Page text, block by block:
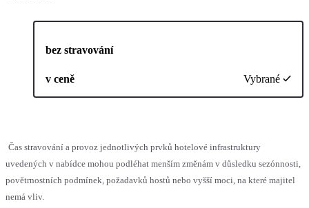
bez stravování
v ceně Vybrané
Čas stravování a provoz jednotlivých prvků hotelové infrastruktury
uvedených v nabídce mohou podléhat menším změnám v důsledku sezónnosti,
povětrnostních podmínek, požadavků hostů nebo vyšší moci, na které majitel
nemá vliv.